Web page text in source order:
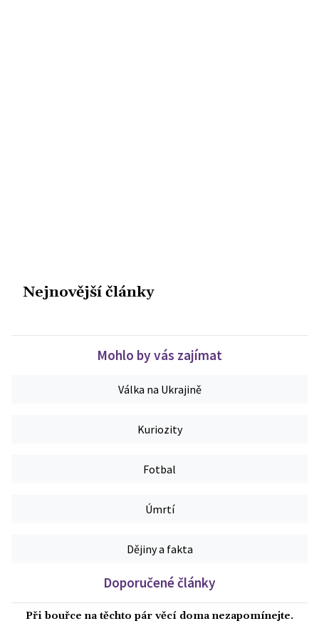
Nejnovější články
Mohlo by vás zajímat
Válka na Ukrajině
Kuriozity
Fotbal
Úmrtí
Dějiny a fakta
Doporučené články
Při bouřce na těchto pár věcí doma nezapomínejte.